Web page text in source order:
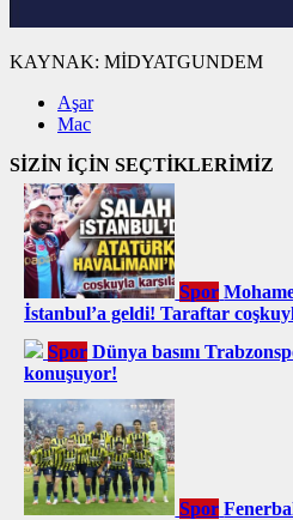
KAYNAK: MİDYATGUNDEM
Aşar
Mac
SİZİN İÇİN SEÇTİKLERİMİZ
Spor
İstanbul’a geldi! Taraftar
Spor Dünya basını
konuşuyor!
Spor